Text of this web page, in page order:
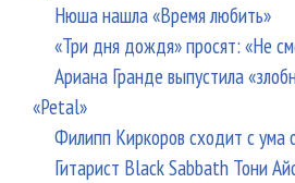
Нюша нашла «Время любить»
«Три дня дождя» просят: «Не
Ариана Гранде выпустила
«Petal»
Филипп Киркоров сходит с ума
Гитарист Black Sabbath Тони